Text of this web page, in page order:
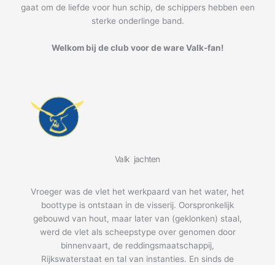
gaat om de liefde voor hun schip, de schippers hebben een
sterke onderlinge band.
Welkom bij de club voor de ware Valk-fan!
Valk jachten
Vroeger was de vlet het werkpaard van het water, het
boottype is ontstaan in de visserij. Oorspronkelijk
gebouwd van hout, maar later van (geklonken) staal,
werd de vlet als scheepstype over genomen door
binnenvaart, de reddingsmaatschappij,
Rijkswaterstaat en tal van instanties. En sinds de